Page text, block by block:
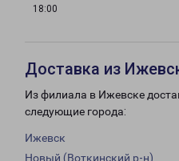
18:00
Доставка из
Из филиала в Ижевске
следующие города:
Ижевск
Новый (Воткинский р-н)